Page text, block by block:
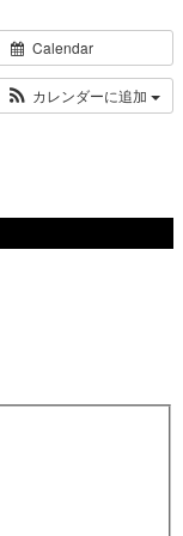
Calendar
カレンダーに追加